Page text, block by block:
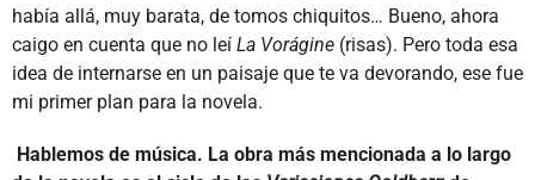
había allá, muy barata, de tomos chiquitos… Bueno, ahora
caigo en cuenta que no leí La Vorágine (risas). Pero toda esa
idea de internarse en un paisaje que te va devorando, ese fue
mi primer plan para la novela.
Hablemos de música. La obra más mencionada a lo largo